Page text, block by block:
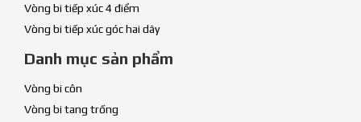
Vòng bi tiếp xúc 4 điểm
Vòng bi tiếp xúc góc hai dãy
Danh mục sản phẩm
Vòng bi côn
Vòng bi tang trống